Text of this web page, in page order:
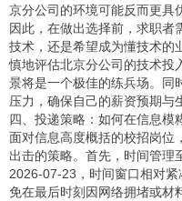
京分公司的环境可能反而更具
因此，在做出选择前，求职者
技术，还是希望成为懂技术的
慎地评估北京分公司的技术投
景将是一个极佳的练兵场。同
压力，确保自己的薪资预期与
四、投递策略：如何在信息模
面对信息高度概括的校招岗位
出击的策略。首先，时间管理
2026-07-23，时间窗口相对
免在最后时刻因网络拥堵或材